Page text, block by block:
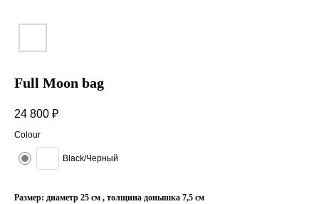
Full Moon bag
24 800 ₽
Colour
Black/Черный
Размер: диаметр 25 см , толщина донышка 7,5 см